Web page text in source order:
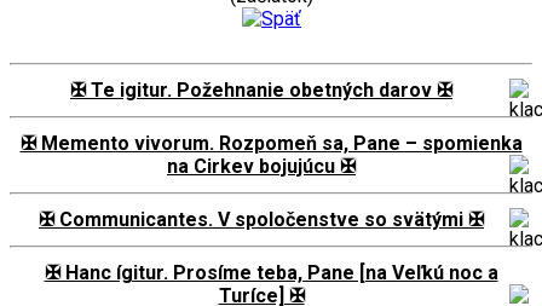
✠ Te igitur. Požehnanie obetných darov ✠
✠ Memento vivorum. Rozpomeň sa, Pane – spomienka
na Cirkev bojujúcu ✠
✠ Communicantes. V spoločenstve so svätými ✠
✠ Hanc ígitur. Prosíme teba, Pane [na Veľkú noc a
Turíce] ✠